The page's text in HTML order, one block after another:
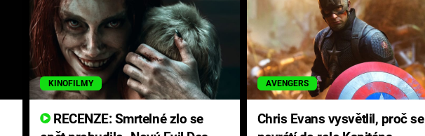
KINOFILMY
RECENZE: Smrtelné zlo se
AVENGERS
Chris Evans vysvětlil, proč se